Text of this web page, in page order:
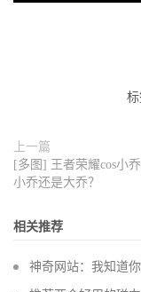
标
上一篇
[多图] 王者荣耀cos小
小乔还是大乔？
相关推荐
神奇网站：我知道